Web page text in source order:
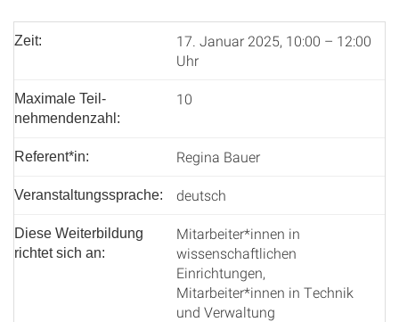
Zeit:
17. Januar 2025, 10:00 – 12:00
Uhr
Maximale Teil­
nehmenden­zahl:
10
Referent*in: Regina Bauer
Veranstaltungssprache: deutsch
Diese Weiterbildung
richtet sich an:
Mitarbeiter*innen in
wissenschaftlichen
Einrichtungen,
Mitarbeiter*innen in Technik
und Verwaltung